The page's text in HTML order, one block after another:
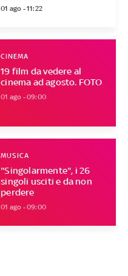
01 ago - 11:22
19 film da vedere al
cinema ad agosto. FOTO
CINEMA
01 ago - 09:00
"Singolarmente", i 26
singoli usciti e da non
perdere
MUSICA
01 ago - 09:00